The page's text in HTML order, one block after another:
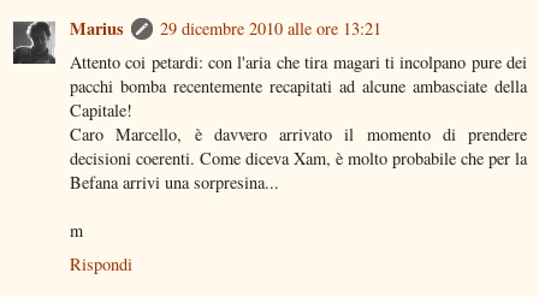
Marius
29 dicembre 2010 alle ore 13:21
Attento coi petardi: con l'aria che tira magari ti incolpano pure dei
pacchi bomba recentemente recapitati ad alcune ambasciate della
Capitale!
Caro Marcello, è davvero arrivato il momento di prendere
decisioni coerenti. Come diceva Xam, è molto probabile che per la
Befana arrivi una sorpresina...
m
Rispondi